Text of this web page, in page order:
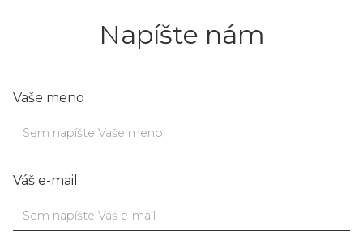
Napíšte nám
Vaše meno
Váš e-mail